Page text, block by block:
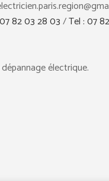
82 03 28 03/Tel : 07
électrique.